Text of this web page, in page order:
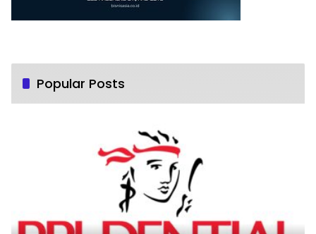
Popular Posts